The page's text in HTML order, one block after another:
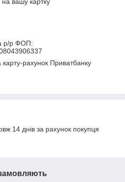
вашу картку
р/р ФОП:
рахунок Приватбанку
14 днів за рахунок покупця